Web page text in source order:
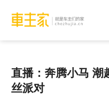
直播：奔腾小马
丝派对